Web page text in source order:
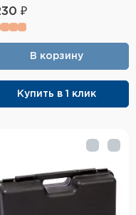
₽
В корзину
Купить в 1 клик